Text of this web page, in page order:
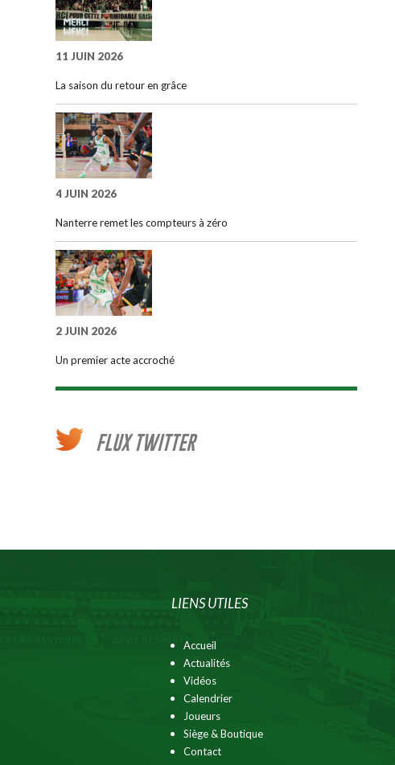
11 JUIN 2026
La saison du retour en grâce
4 JUIN 2026
Nanterre remet les compteurs à zéro
2 JUIN 2026
Un premier acte accroché
FLUX TWITTER
LIENS UTILES
Accueil
Actualités
Vidéos
Calendrier
Joueurs
Siège & Boutique
Contact